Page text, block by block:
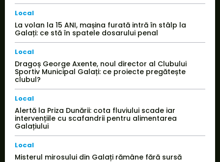
Local
La volan la 15 ANI, mașina furată intră în stâlp la
Galați: ce stă în spatele dosarului penal
Local
Dragoș George Axente, noul director al Clubului
Sportiv Municipal Galați: ce proiecte pregătește
clubul?
Local
Alertă la Priza Dunării: cota fluviului scade iar
intervențiile cu scafandrii pentru alimentarea
Galațiului
Local
Misterul mirosului din Galați rămâne fără sursă